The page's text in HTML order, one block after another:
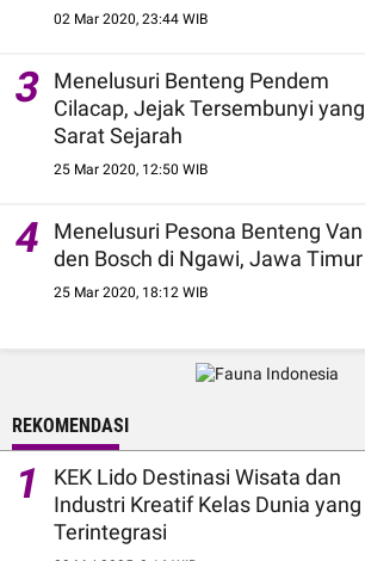
02 Mar 2020, 23:44 WIB
3
Menelusuri Benteng Pendem
Cilacap, Jejak Tersembunyi yang
Sarat Sejarah
25 Mar 2020, 12:50 WIB
4
Menelusuri Pesona Benteng Van
den Bosch di Ngawi, Jawa Timur
25 Mar 2020, 18:12 WIB
REKOMENDASI
1
KEK Lido Destinasi Wisata dan
Industri Kreatif Kelas Dunia yang
Terintegrasi